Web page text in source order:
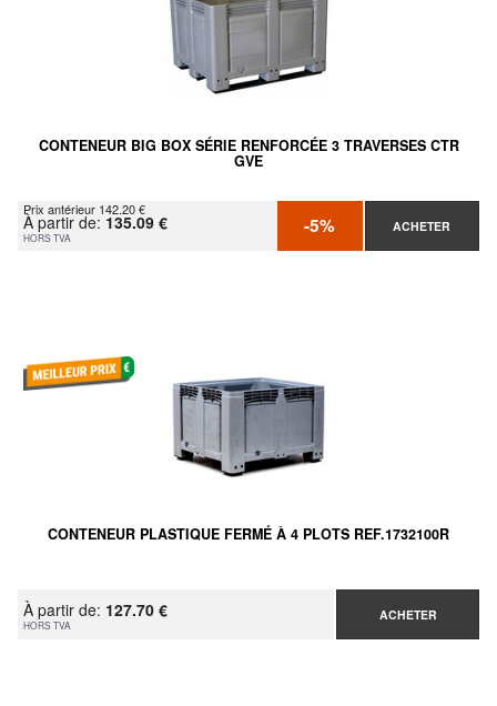
CONTENEUR BIG BOX SÉRIE RENFORCÉE 3 TRAVERSES CTR
GVE
Prix antérieur 142.20 €
À partir de: 135.09 €
HORS TVA -5% ACHETER
CONTENEUR PLASTIQUE FERMÉ À 4 PLOTS REF.1732100R
À partir de: 127.70 €
HORS TVA
ACHETER